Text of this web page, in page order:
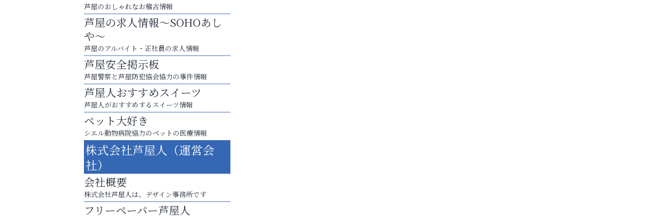
お一人おひとりに合う治療をご提案
口元から始まる、自分らしい毎日を
トレファク出張買取
芦屋のおしゃれなお稽古情報
芦屋の求人情報～SOHOあし
や～
芦屋のアルバイト・正社員の求人情報
芦屋安全掲示板
芦屋警察と芦屋防犯協会協力の事件情報
芦屋人おすすめスイーツ
芦屋人がおすすめするスイーツ情報
ペット大好き
シエル動物病院協力のペットの医療情報
株式会社芦屋人（運営会
社）
会社概要
株式会社芦屋人は、デザイン事務所です
フリーペーパー芦屋人